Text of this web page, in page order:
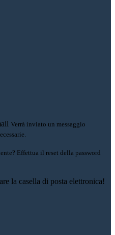
Verrà inviato un messaggio
Effettua il reset della password
la casella di posta elettronica!